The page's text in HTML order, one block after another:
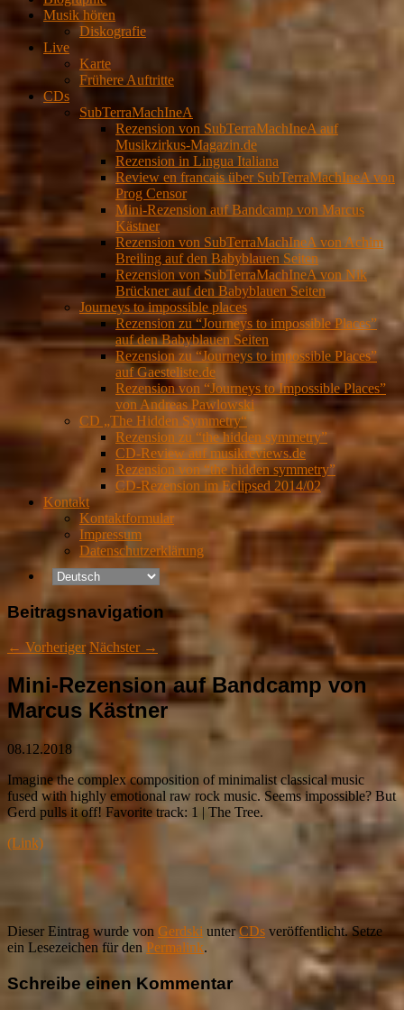
Musik hören
Diskografie
Live
Karte
Frühere Auftritte
CDs
SubTerraMachIneA
Rezension von SubTerraMachIneA auf
Musikzirkus-Magazin.de
Rezension in Lingua Italiana
Review en francais über SubTerraMachIneA von
Prog Censor
Mini-Rezension auf Bandcamp von Marcus
Kästner
Rezension von SubTerraMachIneA von Achim
Breiling auf den Babyblauen Seiten
Rezension von SubTerraMachIneA von Nik
Brückner auf den Babyblauen Seiten
Journeys to impossible places
Rezension zu “Journeys to impossible Places”
auf den Babyblauen Seiten
Rezension zu “Journeys to impossible Places”
auf Gaesteliste.de
Rezension von “Journeys to Impossible Places”
von Andreas Pawlowski
CD „The Hidden Symmetry“
Rezension zu “the hidden symmetry”
CD-Review auf musikreviews.de
Rezension von “the hidden symmetry”
CD-Rezension im Eclipsed 2014/02
Kontakt
Kontaktformular
Impressum
Datenschutzerklärung
Beitragsnavigation
← Vorheriger Nächster →
Mini-Rezension auf Bandcamp von
Marcus Kästner
08.12.2018
Imagine the complex composition of minimalist classical music
fused with highly emotional raw rock music. Seems impossible? But
Gerd pulls it off! Favorite track: 1 | The Tree.
(Link)
Dieser Eintrag wurde von Gerdski unterCDs veröffentlicht. Setze
ein Lesezeichen für den Permalink.
Schreibe einen Kommentar